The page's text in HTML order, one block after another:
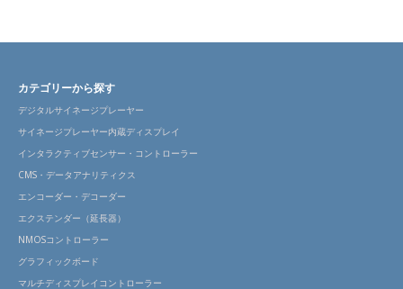
カテゴリーから探す
デジタルサイネージプレーヤー
サイネージプレーヤー内蔵ディスプレイ
インタラクティブセンサー・コントローラー
CMS・データアナリティクス
エンコーダー・デコーダー
エクステンダー（延長器）
NMOSコントローラー
グラフィックボード
マルチディスプレイコントローラー